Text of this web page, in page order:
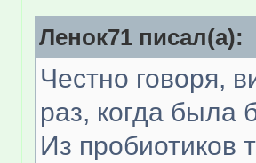
Ленок71 писал(а):
Честно говоря,
раз, когда была
Из пробиотиков